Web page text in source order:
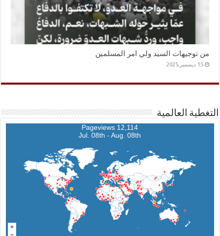
من توجيهات السيد ولي امر المسلمين
15 ديسمبر,2025
التغطية العالمية
12,114 Pageviews
Jul. 08th - Aug. 08th